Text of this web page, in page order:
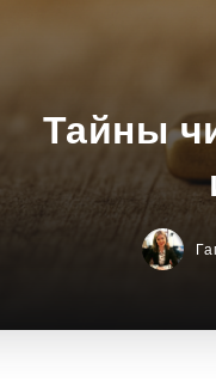
Тайны